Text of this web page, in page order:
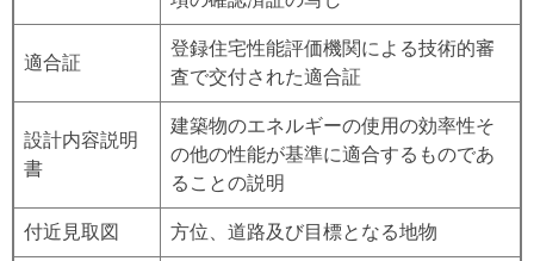
適合証
登録住宅性能評価機関による技術的審
査で交付された適合証
設計内容説明
書
建築物のエネルギーの使用の効率性そ
の他の性能が基準に適合するものであ
ることの説明
付近見取図 方位、道路及び目標となる地物